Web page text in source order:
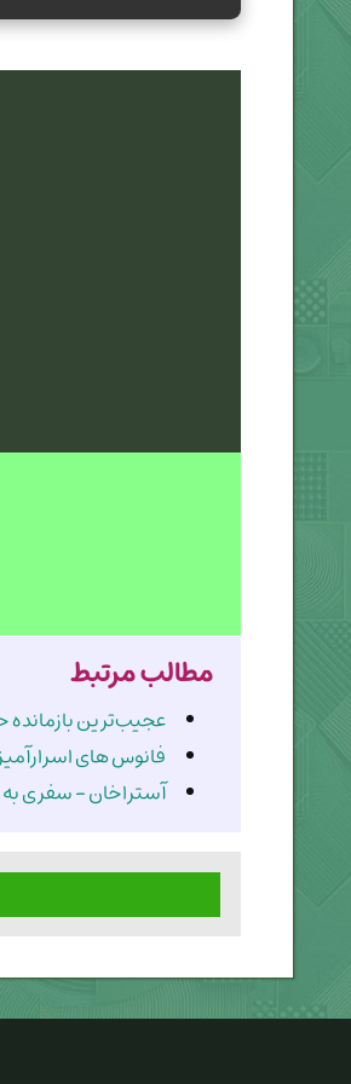
مطالب مرتبط
عجیب‌ترین بازمانده
فانوس های
آستراخان - سفری به